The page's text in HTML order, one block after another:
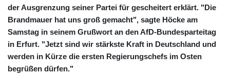
der Ausgrenzung seiner Partei für gescheitert erklärt. "Die
Brandmauer hat uns groß gemacht", sagte Höcke am
Samstag in seinem Grußwort an den AfD-Bundesparteitag
in Erfurt. "Jetzt sind wir stärkste Kraft in Deutschland und
werden in Kürze die ersten Regierungschefs im Osten
begrüßen dürfen."